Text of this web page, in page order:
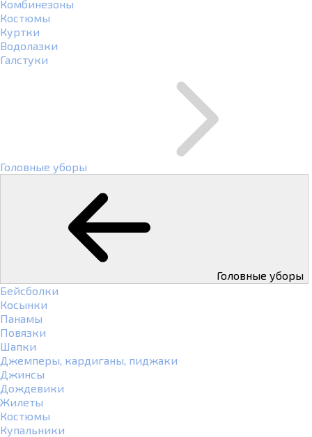
Комбинезоны
Костюмы
Куртки
Водолазки
Галстуки
Головные уборы
Головные уборы
Бейсболки
Косынки
Панамы
Повязки
Шапки
Джемперы, кардиганы, пиджаки
Джинсы
Дождевики
Жилеты
Костюмы
Купальники